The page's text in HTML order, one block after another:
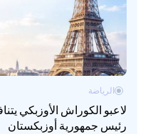
لاعبو الكوراش الأوزبكي
رئيس جمهورية أوزبكستان
الرياضة